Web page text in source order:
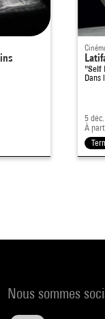
"Self
Dans
5
À
Nous sommes